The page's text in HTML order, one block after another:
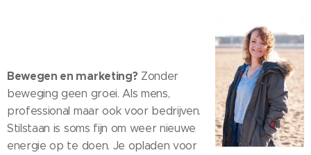
Bewegen en marketing?Zonder
beweging geen groei. Als mens,
professional maar ook voor bedrijven.
Stilstaan is soms fijn om weer nieuwe
energie op te doen. Je opladen voor